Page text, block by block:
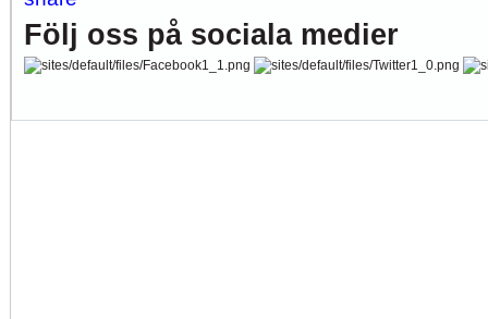
Följ oss på sociala medier